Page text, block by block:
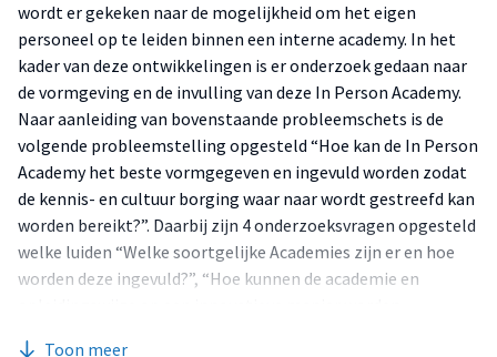
wordt er gekeken naar de mogelijkheid om het eigen
personeel op te leiden binnen een interne academy. In het
kader van deze ontwikkelingen is er onderzoek gedaan naar
de vormgeving en de invulling van deze In Person Academy.
Naar aanleiding van bovenstaande probleemschets is de
volgende probleemstelling opgesteld “Hoe kan de In Person
Academy het beste vormgegeven en ingevuld worden zodat
de kennis- en cultuur borging waar naar wordt gestreefd kan
worden bereikt?”. Daarbij zijn 4 onderzoeksvragen opgesteld
welke luiden “Welke soortgelijke Academies zijn er en hoe
worden deze ingevuld?”, “Hoe kunnen de academie en
Toon meer